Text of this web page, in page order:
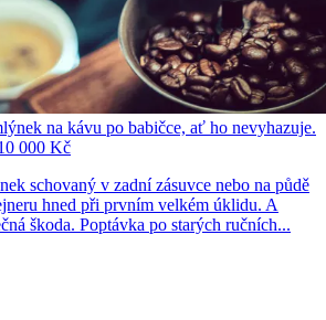
na kávu po babičce, ať ho nevyhazuje.
000 Kč
schovaný v zadní zásuvce nebo na půdě
hned při prvním velkém úklidu. A
škoda. Poptávka po starých ručních...